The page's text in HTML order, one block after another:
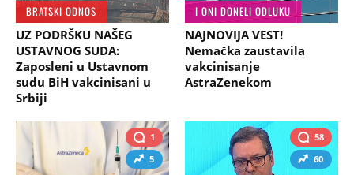
BRATSKI ODNOS
UZ PODRŠKU NAŠEG
USTAVNOG SUDA:
Zaposleni u Ustavnom
sudu BiH vakcinisani u
Srbiji
I ONI DONELI ODLUKU
NAJNOVIJA VEST!
Nemačka zaustavila
vakcinisanje
AstraZenekom
1
5
58
60